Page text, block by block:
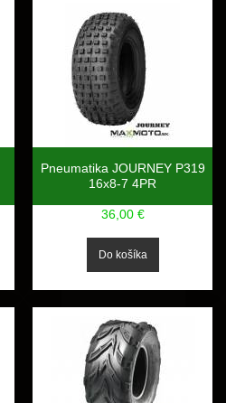
Pneumatika JOURNEY P319
16x8-7 4PR
36,00 €